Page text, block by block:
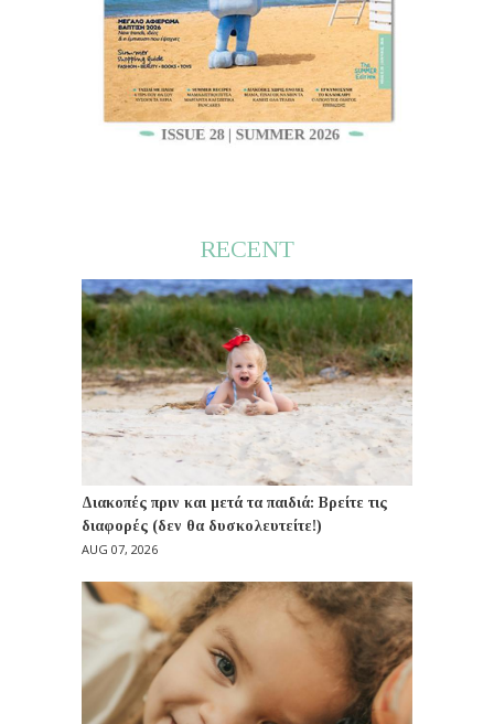
RECENT
Διακοπές πριν και μετά τα παιδιά: Βρείτε τις
διαφορές (δεν θα δυσκολευτείτε!)
AUG 07, 2026